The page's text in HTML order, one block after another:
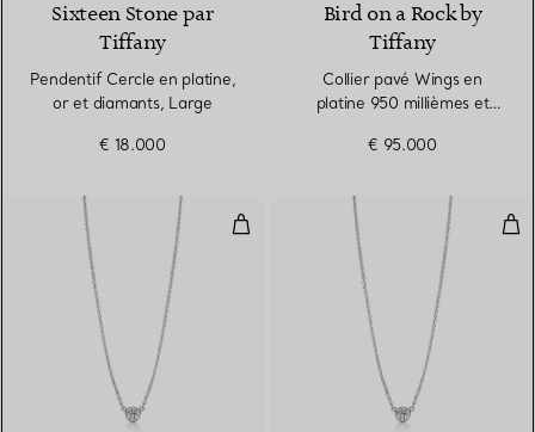
Sixteen Stone par
Tiffany
Pendentif Cercle en platine,
or et diamants, Large
€ 18.000
Bird on a Rock by
Tiffany
Collier pavé Wings en
platine 950 millièmes et
€ 95.000
Pendentif Diamonds by the